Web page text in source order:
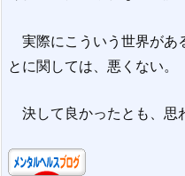
実際にこういう世界があ
とに関しては、悪くない。
決して良かったとも、思